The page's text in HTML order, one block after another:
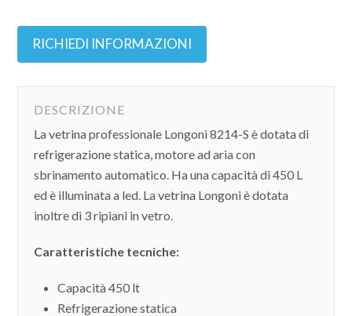
RICHIEDI INFORMAZIONI
DESCRIZIONE
La vetrina professionale Longoni 8214-S è dotata di
refrigerazione statica, motore ad aria con
sbrinamento automatico. Ha una capacità di 450 L
ed è illuminata a led. La vetrina Longoni è dotata
inoltre di 3 ripiani in vetro.
Caratteristiche tecniche:
Capacità 450 lt
Refrigerazione statica